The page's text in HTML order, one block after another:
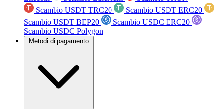
Scambio USDT TRC20
Scambio USDT ERC20
Scambio USDT BEP20
Scambio USDC ERC20
Scambio USDC Polygon
Metodi di pagamento